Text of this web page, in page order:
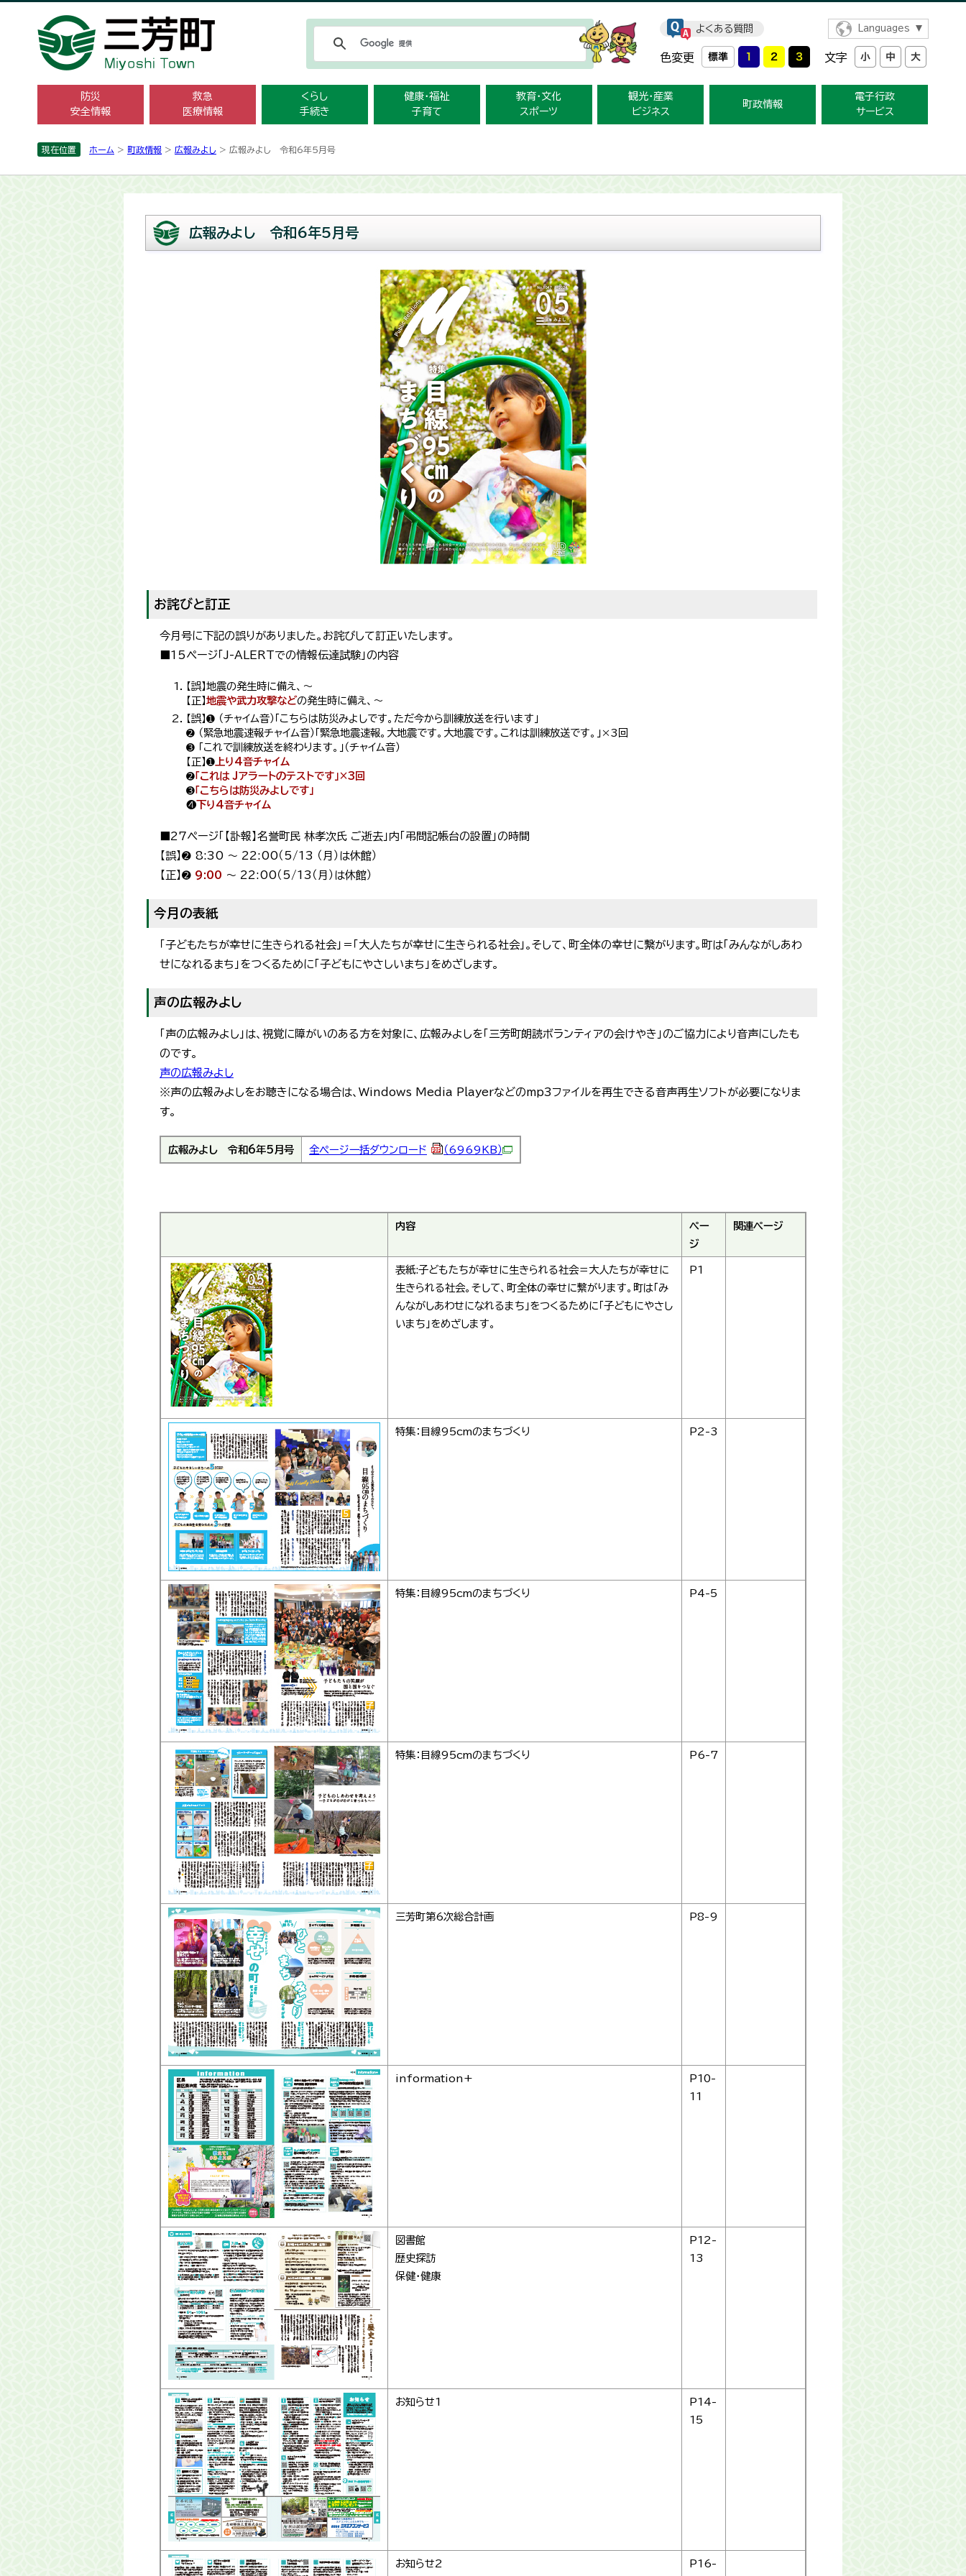
よくある質問 Languages
色変更 文字
防災
安全情報
救急
医療情報
くらし
手続き
健康・福祉
子育て
教育・文化
スポーツ
観光・産業
ビジネス
町政情報
電子行政
サービス
現在位置 ホーム > 町政情報 > 広報みよし > 広報みよし 令和6年5月号
広報みよし 令和6年5月号
お詫びと訂正
今月号に下記の誤りがありました。お詫びして訂正いたします。
■15ページ「J-ALERTでの情報伝達試験」の内容
【誤】地震の発生時に備え、～
【正】地震や武力攻撃などの発生時に備え、～
【誤】➊ （チャイム音）「こちらは防災みよしです。ただ今から訓練放送を行います」
➋ （緊急地震速報チャイム音）「緊急地震速報。大地震です。大地震です。これは訓練放送です。」×3回
➌ 「これで訓練放送を終わります。」（チャイム音）
【正】➊ 上り4音チャイム
➋「これは Jアラートのテストです」×3回
➌「こちらは防災みよしです」
❹下り4音チャイム
■27ページ「【訃報】名誉町民 林孝次氏 ご逝去」内「弔問記帳台の設置」の時間
【誤】➋ 8:30 ～ 22:00（5/13 （月）は休館）
【正】➋ 9:00 ～ 22:00（5/13（月）は休館）
今月の表紙
「子どもたちが幸せに生きられる社会」＝「大人たちが幸せに生きられる社会」。そして、町全体の幸せに繋がります。町は「みんながしあわ
せになれるまち」をつくるために「子どもにやさしいまち」をめざします。
声の広報みよし
「声の広報みよし」は、視覚に障がいのある方を対象に、広報みよしを「三芳町朗読ボランティアの会けやき」のご協力により音声にしたも
のです。
声の広報みよし
※声の広報みよしをお聴きになる場合は、Windows Media Playerなどのmp3ファイルを再生できる音声再生ソフトが必要になりま
す。
広報みよし 令和6年5月号 全ページ一括ダウンロード （6969KB）
内容
ペー
ジ
関連ページ
表紙:子どもたちが幸せに生きられる社会＝大人たちが幸せに
生きられる社会。そして、町全体の幸せに繋がります。町は「み
んながしあわせになれるまち」をつくるために「子どもにやさし
いまち」をめざします。
P1
特集：目線95cmのまちづくり P2-3
特集：目線95cmのまちづくり P4-5
特集：目線95cmのまちづくり P6-7
三芳町第6次総合計画 P8-9
information+
P10-
11
図書館
歴史探訪
保健・健康
P12-
13
お知らせ1
P14-
15
お知らせ2 P16-